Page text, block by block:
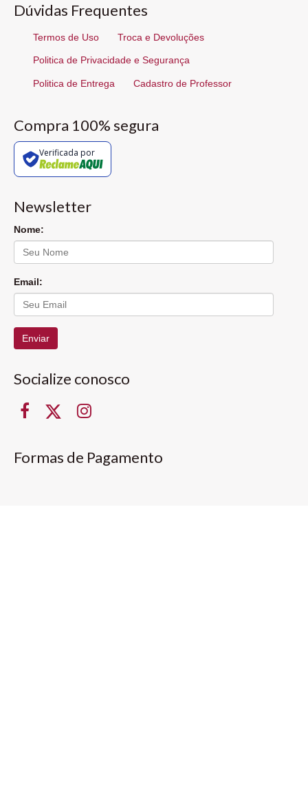
Dúvidas Frequentes
Termos de Uso Troca e Devoluções
Politica de Privacidade e Segurança
Politica de Entrega Cadastro de Professor
Compra 100% segura
Verificada por
Newsletter
Nome:
Email:
Enviar
Socialize conosco
Formas de Pagamento